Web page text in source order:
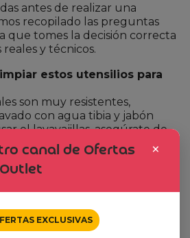
antes de realizar una
recopilado las preguntas
que tomes la decisión correcta
y técnicos.
estos utensilios para
son muy resistentes,
con agua tibia y jabón
el lavavajillas, asegúrate de
superior para evitar que el
afecte la silicona a largo
es altamente resistente al
o se vuelca al sacar una
×
canal de Ofertas
Outlet
EXCLUSIVAS